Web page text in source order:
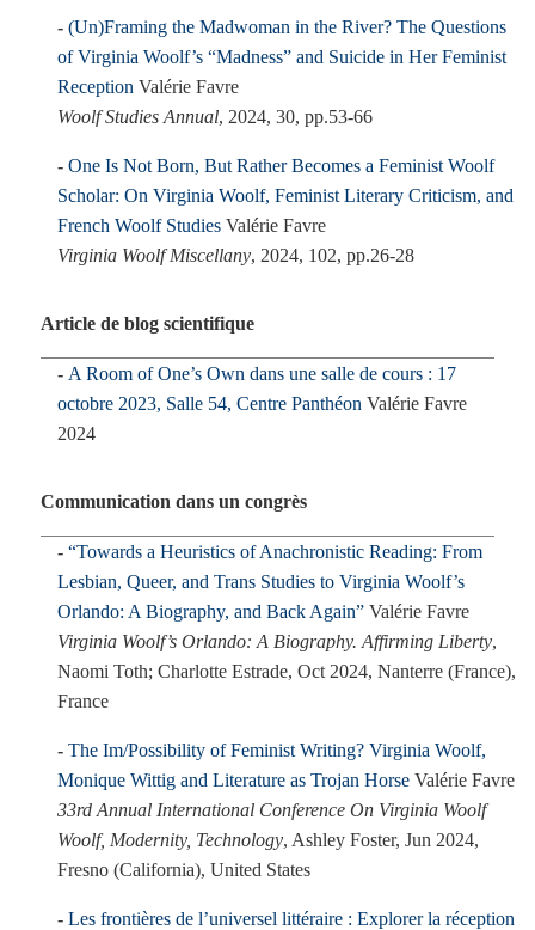
(Un)Framing the Madwoman in the River? The Questions
of Virginia Woolf’s “Madness” and Suicide in Her Feminist
Reception Valérie Favre
Woolf Studies Annual, 2024, 30, pp.53-66
One Is Not Born, But Rather Becomes a Feminist Woolf
Scholar: On Virginia Woolf, Feminist Literary Criticism, and
French Woolf Studies Valérie Favre
Virginia Woolf Miscellany, 2024, 102, pp.26-28
Article de blog scientifique
A Room of One’s Own dans une salle de cours : 17
octobre 2023, Salle 54, Centre Panthéon Valérie Favre
2024
Communication dans un congrès
“Towards a Heuristics of Anachronistic Reading: From
Lesbian, Queer, and Trans Studies to Virginia Woolf’s
Orlando: A Biography, and Back Again” Valérie Favre
Virginia Woolf’s Orlando: A Biography. Affirming Liberty,
Naomi Toth; Charlotte Estrade, Oct 2024, Nanterre (France),
France
The Im/Possibility of Feminist Writing? Virginia Woolf,
Monique Wittig and Literature as Trojan Horse Valérie Favre
33rd Annual International Conference On Virginia Woolf
Woolf, Modernity, Technology, Ashley Foster, Jun 2024,
Fresno (California), United States
Les frontières de l’universel littéraire : Explorer la réception